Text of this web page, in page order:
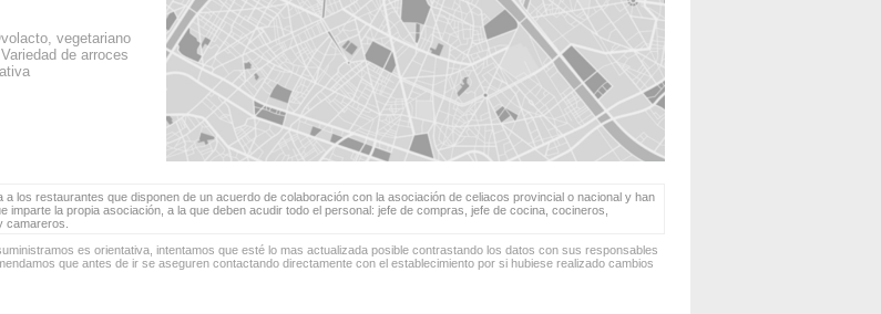
vegetariano
de arroces
a los restaurantes que disponen de un acuerdo de colaboración con la asociación de celiacos provincial o nacional y han
imparte la propia asociación, a la que deben acudir todo el personal: jefe de compras, jefe de cocina, cocineros,
camareros.
es orientativa, intentamos que esté lo mas actualizada posible contrastando los datos con sus responsables
que antes de ir se aseguren contactando directamente con el establecimiento por si hubiese realizado cambios